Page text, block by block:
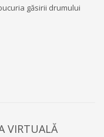
găsirii drumului
VIRTUALĂ